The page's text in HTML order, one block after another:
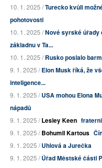
10. 1. 2025 /Turecko kvůli
pohotovosti
10. 1. 2025 /Nové syrské úřady
základnu v Ta...
10. 1. 2025 /Rusko poslalo
9. 1. 2025 /Elon Musk říká, že
inteligence...
9. 1. 2025 /USA mohou Elona
nápadů
9. 1. 2025 /Lesley Keen
9. 1. 2025 /Bohumil Kartous
9. 1. 2025 /Uhlová a Jurečka
9. 1. 2025 /Úřad Městské části